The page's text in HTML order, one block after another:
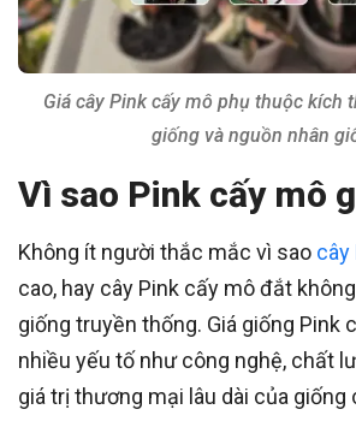
Giá cây Pink cấy mô phụ thuộc kích
giống và nguồn nhân
Vì sao Pink cấy mô
Không ít người thắc mắc vì sao cây
cao, hay cây Pink cấy mô đắt
giống truyền thống. Giá giống Pink
nhiều yếu tố như công nghệ, chất
giá trị thương mại lâu dài của giống